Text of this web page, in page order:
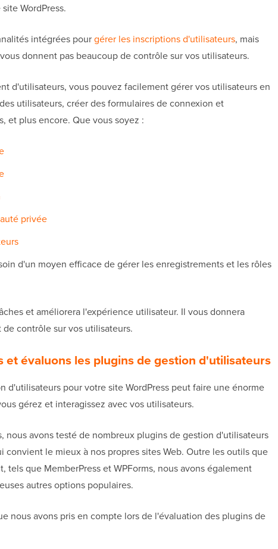
WordPress.
intégrées pourgérer les inscriptions d'utilisateurs, mais
donnent pas beaucoup de contrôle sur vos utilisateurs.
d'utilisateurs, vous pouvez facilement gérer vos utilisateurs en
utilisateurs, créer des formulaires de connexion et
et plus encore. Que vous soyez :
privée
d'un moyen efficace de gérer les enregistrements et les rôles
et améliorera l'expérience utilisateur. Il vous donnera
contrôle sur vos utilisateurs.
et évaluons les plugins de gestion d'utilisateurs
d'utilisateurs pour votre site WordPress peut faire une énorme
gérez et interagissez avec vos utilisateurs.
nous avons testé de nombreux plugins de gestion d'utilisateurs
le mieux à nos propres sites Web. Outre les outils que
tels que MemberPress et WPForms, nous avons également
autres options populaires.
nous avons pris en compte lors de l'évaluation des plugins de